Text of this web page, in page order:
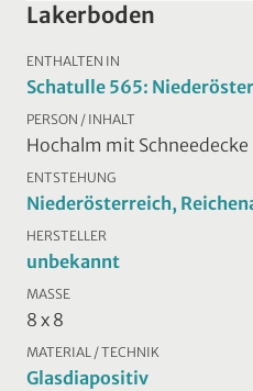
Lakerboden
ENTHALTEN IN
Schatulle 565:
PERSON / INHALT
Hochalm mit Schneedecke
ENTSTEHUNG
Niederösterreich,
HERSTELLER
unbekannt
MASSE
8 x 8
MATERIAL / TECHNIK
Glasdiapositiv